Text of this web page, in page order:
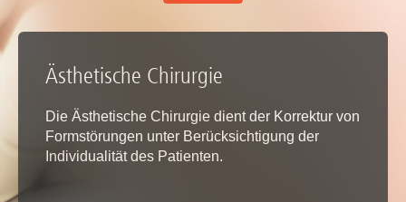
Ästhetische Chirurgie
Die Ästhetische Chirurgie dient der Korrektur von
Formstörungen unter Berücksichtigung der
Individualität des Patienten.